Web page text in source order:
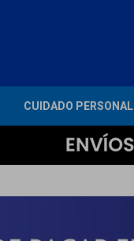
CUIDADO PERSONAL